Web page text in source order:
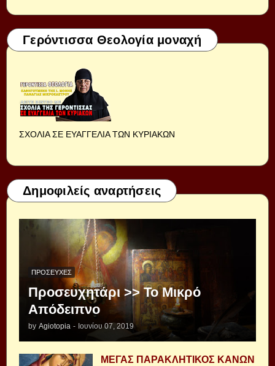
Γερόντισσα Θεολογία μοναχή
ΣΧΟΛΙΑ ΣΕ ΕΥΑΓΓΕΛΙΑ ΤΩΝ ΚΥΡΙΑΚΩΝ
Δημοφιλείς αναρτήσεις
ΠΡΟΣΕΥΧΈΣ
Προσευχητάρι >> Το Μικρό
Απόδειπνο
by Agiotopia - Ιουνίου 07, 2019
ΜΕΓΑΣ ΠΑΡΑΚΛΗΤΙΚΟΣ ΚΑΝΩΝ